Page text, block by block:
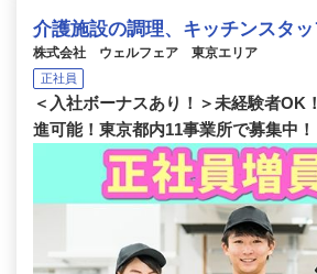
介護施設の調理、キッチンスタッ
株式会社 ウェルフェア 東京エリア
正社員
＜入社ボーナスあり！＞未経験者OK
進可能！東京都内11事業所で募集中！